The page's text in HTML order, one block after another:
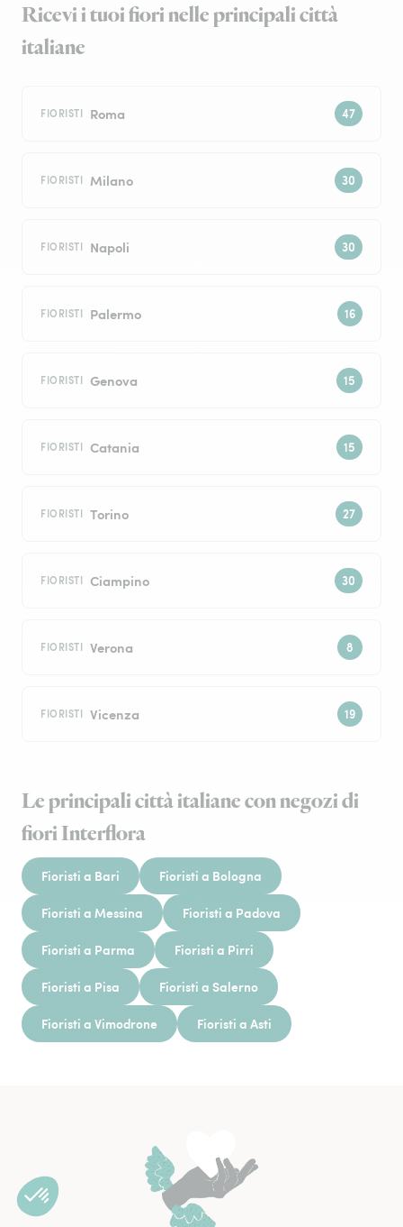
Ricevi i tuoi fiori nelle principali città
italiane
FIORISTI Roma
FIORISTI Milano
FIORISTI Napoli
FIORISTI Palermo
FIORISTI Genova
FIORISTI Catania
FIORISTI Torino
FIORISTI Ciampino
FIORISTI Verona
FIORISTI Vicenza
Le principali città italiane con negozi di
fiori Interflora
Fioristi a Bari Fioristi a Bologna
Fioristi a Messina Fioristi a Padova
Fioristi a Parma Fioristi a Pirri
Fioristi a Pisa Fioristi a Salerno
Fioristi a Vimodrone Fioristi a Asti